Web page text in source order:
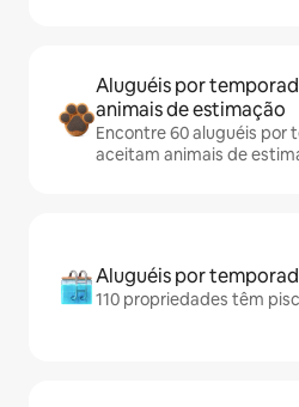
Aluguéis por
animais de estimação
Encontre 60 aluguéis por
aceitam animais de
Aluguéis por
110 propriedades têm